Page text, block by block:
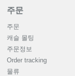
주문
주문
캐슬 몰팅
주문정보
Order tracking
물류